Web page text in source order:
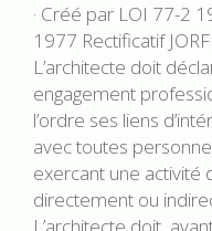
· Créé par LOI 77-2
1977 Rectificatif
L’architecte doit
engagement
l’ordre ses liens
avec toutes
exercant une activité
directement ou